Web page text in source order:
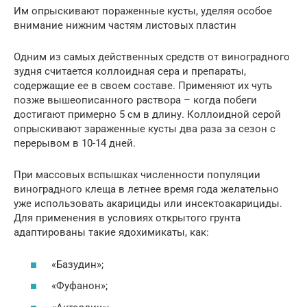
Им опрыскивают пораженные кусты, уделяя особое
внимание нижним частям листовых пластин
Одним из самых действенных средств от виноградного
зудня считается коллоидная сера и препараты,
содержащие ее в своем составе. Применяют их чуть
позже вышеописанного раствора – когда побеги
достигают примерно 5 см в длину. Коллоидной серой
опрыскивают зараженные кусты два раза за сезон с
перерывом в 10-14 дней.
При массовых вспышках численности популяции
виноградного клеща в летнее время года желательно
уже использовать акарициды или инсектоакарициды.
Для применения в условиях открытого грунта
адаптированы такие ядохимикаты, как:
«Базудин»;
«Фуфанон»;